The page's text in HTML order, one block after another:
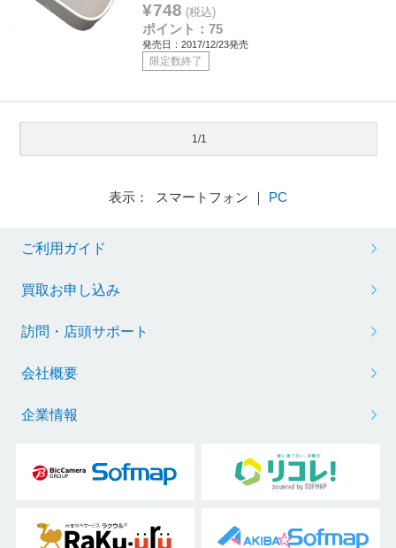
¥748 (税込)
ポイント：75
発売日：2017/12/23発売
限定数終了
1/1
表示： スマートフォン ｜ PC
ご利用ガイド
買取お申し込み
訪問・店頭サポート
会社概要
企業情報